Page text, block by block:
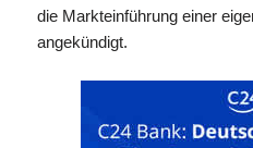
die Markteinführung einer
angekündigt.